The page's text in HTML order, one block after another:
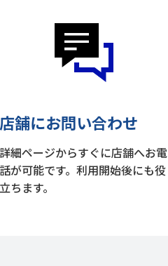
舗にお問い合わせ
細ページからすぐに店舗へお電
が可能です。利用開始後にも役
ちます。